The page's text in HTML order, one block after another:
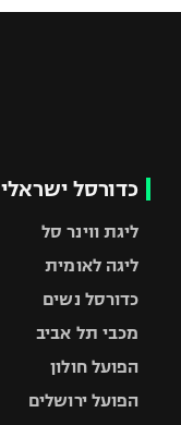
כדורסל ישראלי
ליגת ווינר סל
ליגה לאומית
כדורסל נשים
מכבי תל אביב
הפועל חולון
הפועל ירושלים